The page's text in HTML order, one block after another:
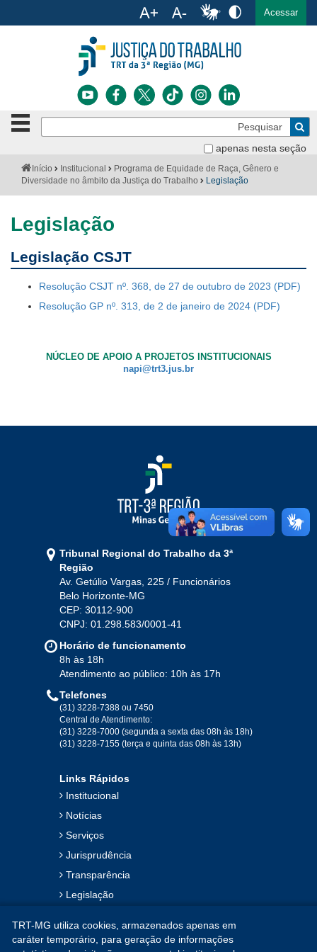
Ir para o menu Ir para a busca Ir para o rodapé
Acessar
apenas nesta seção
Botão
de
clique
ou
fechar
menu
Notícias
Serviços
Legislação
Você
está
Início Institucional
Programa de Equidade de Raça, Gênero e
Diversidade no âmbito da Justiça do Trabalho
Legislação
Legislação
Legislação CSJT
Resolução CSJT nº. 368, de 27 de outubro de 2023
Resolução GP nº. 313, de 2 de janeiro de 2024
NÚCLEO DE APOIO A PROJETOS INSTITUCIONAIS
napi@trt3.jus.br
Tribunal Regional do Trabalho da 3ª
Região
Av. Getúlio Vargas, 225 / Funcionários
Belo Horizonte-MG
CEP: 30112-900
CNPJ: 01.298.583/0001-41
Horário de funcionamento
8h às 18h
Atendimento ao público: 10h às 17h
Telefones
(31) 3228-7388 ou 7450
Central de Atendimento:
(31) 3228-7000 (segunda a sexta das 08h às 18h)
(31) 3228-7155 (terça e quinta das 08h às 13h)
Links Rápidos
Institucional
Notícias
Serviços
Jurisprudência
Transparência
Legislação
Contato
TRT-MG utiliza cookies, armazenados apenas em
caráter temporário, para geração de informações